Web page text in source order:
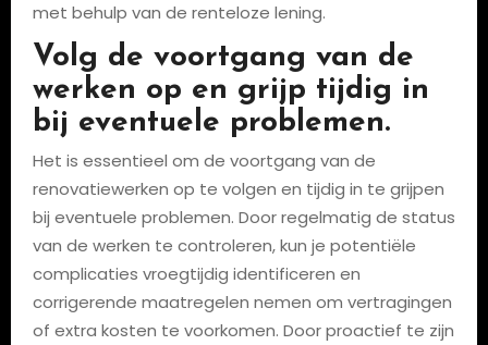
met behulp van de renteloze lening.
Volg de voortgang van de
werken op en grijp tijdig in
bij eventuele problemen.
Het is essentieel om de voortgang van de
renovatiewerken op te volgen en tijdig in te grijpen
bij eventuele problemen. Door regelmatig de status
van de werken te controleren, kun je potentiële
complicaties vroegtijdig identificeren en
corrigerende maatregelen nemen om vertragingen
of extra kosten te voorkomen. Door proactief te zijn